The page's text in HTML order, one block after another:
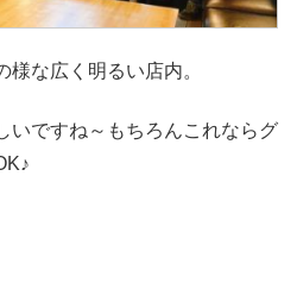
な広く明るい店内。
いですね～もちろんこれならグ